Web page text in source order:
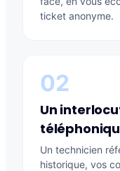
ticket anonyme.
02
Un
Un technicien
historique, vos